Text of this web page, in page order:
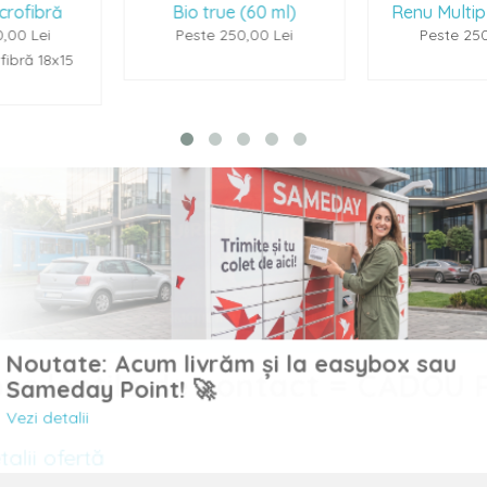
Bio true (60 ml)
Peste 250,00 Lei
Renu Multiplus (60ml)
Peste 250,00 Lei
lentile de contact = CADOU
ofertă
Noutate: Acum livrăm și la easybox sau
Sameday Point! 🚀
Vezi detalii